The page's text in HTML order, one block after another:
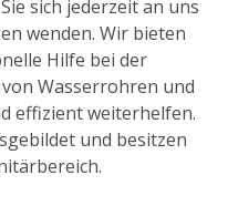
sich jederzeit an uns
wenden. Wir bieten
Hilfe bei der
Wasserrohren und
effizient weiterhelfen.
und besitzen